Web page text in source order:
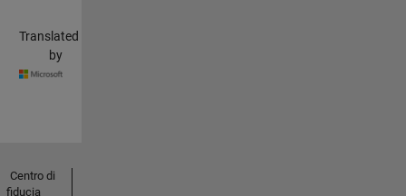
Translated
by
Centro di
fiducia